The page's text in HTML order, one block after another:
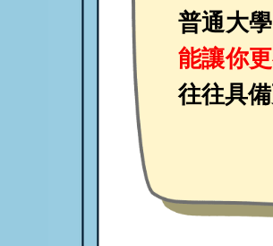
普通大
能讓你
往往具